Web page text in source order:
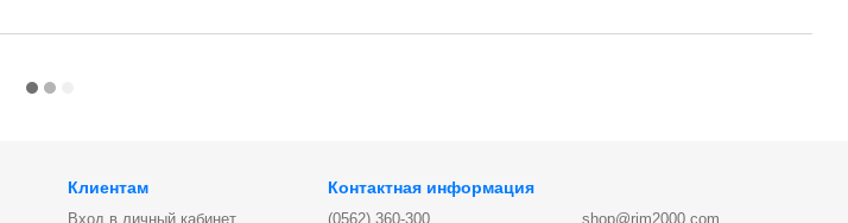
Клиентам
Вход в личный кабинет
Контактная информация
(0562) 360-300 shop@rim2000.com